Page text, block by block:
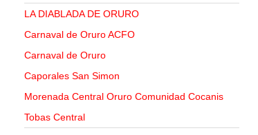
LA DIABLADA DE ORURO
Carnaval de Oruro ACFO
Carnaval de Oruro
Caporales San Simon
Morenada Central Oruro Comunidad Cocanis
Tobas Central